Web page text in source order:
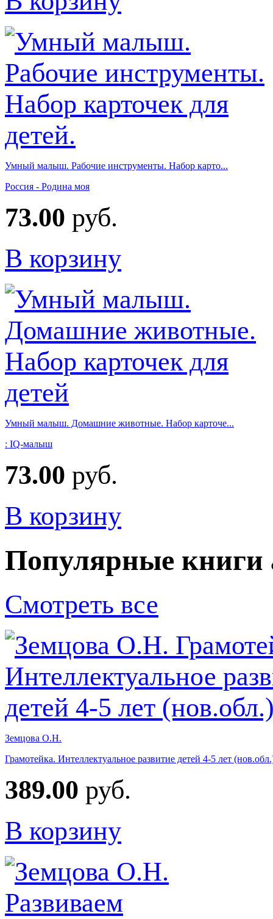
Умный малыш. Рабочие инструменты. Набор карто...
Россия - Родина моя
73.00 руб.
В корзину
Умный малыш. Домашние животные. Набор карточе...
: IQ-малыш
73.00 руб.
В корзину
Популярные книги
Смотреть все
Земцова О.Н.
Грамотейка. Интеллектуальное развитие детей 4-5 лет
389.00 руб.
В корзину